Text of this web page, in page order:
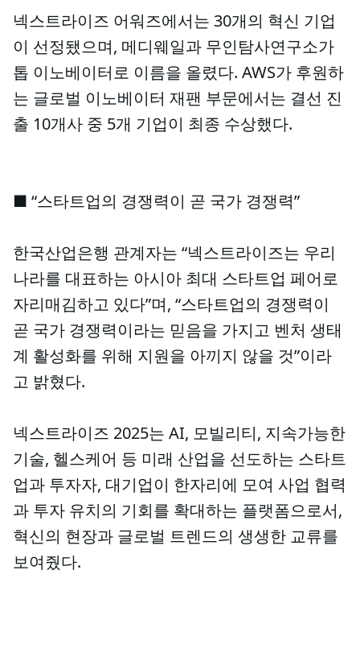
넥스트라이즈 어워즈에서는 30개의 혁신 기업
이 선정됐으며, 메디웨일과 무인탐사연구소가
톱 이노베이터로 이름을 올렸다. AWS가 후원하
는 글로벌 이노베이터 재팬 부문에서는 결선 진
출 10개사 중 5개 기업이 최종 수상했다.
■ “스타트업의 경쟁력이 곧 국가 경쟁력”
한국산업은행 관계자는 “넥스트라이즈는 우리
나라를 대표하는 아시아 최대 스타트업 페어로
자리매김하고 있다”며, “스타트업의 경쟁력이
곧 국가 경쟁력이라는 믿음을 가지고 벤처 생태
계 활성화를 위해 지원을 아끼지 않을 것”이라
고 밝혔다.
넥스트라이즈 2025는 AI, 모빌리티, 지속가능한
기술, 헬스케어 등 미래 산업을 선도하는 스타트
업과 투자자, 대기업이 한자리에 모여 사업 협력
과 투자 유치의 기회를 확대하는 플랫폼으로서,
혁신의 현장과 글로벌 트렌드의 생생한 교류를
보여줬다.